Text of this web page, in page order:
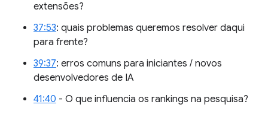
extensões?
37:53: quais problemas queremos resolver daqui
para frente?
39:37: erros comuns para iniciantes / novos
desenvolvedores de IA
41:40 - O que influencia os rankings na pesquisa?